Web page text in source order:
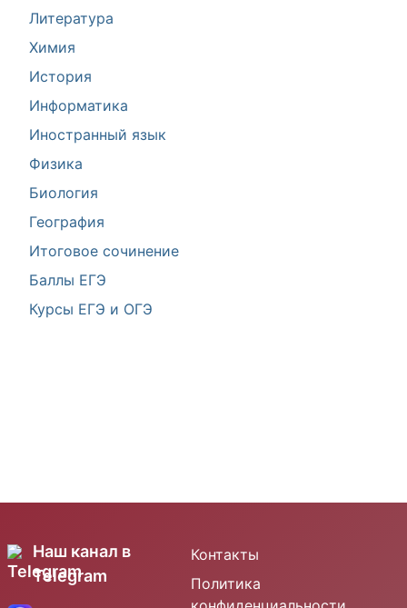
Литература
Химия
История
Информатика
Иностранный язык
Физика
Биология
География
Итоговое сочинение
Баллы ЕГЭ
Курсы ЕГЭ и ОГЭ
Наш канал в
Telegram
Контакты
Политика